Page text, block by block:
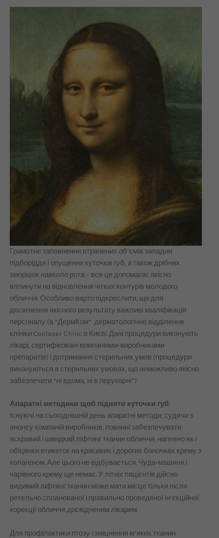
Грамотне заповнення втрачених об’ємів западин
підборіддя і опущених куточків губ, а також дрібних
зморшок навколо рота – все це допомагає якісно
вплинути на відновлення чітких контурів молодого
обличчя. Особливо варто підкреслити, що для
досягнення якісного результату важливі кваліфікація
персоналу (в “ДермКом” дерматологічне відділення
клініки Coolaser Clinic в Києві. Дані процедури виконують
лікарі, сертифіковані компаніями-виробниками
препаратів) і дотримання стерильних умов (процедури
виконуються в стерильних умовах, що неможливо якісно
забезпечити “ні вдома, ні в перукарні”)
Апаратні методики щоб підняти куточки губ:
Існуючі на сьогоднішній день апаратні методи, судячи з
анонсу компаній виробників, повинні забезпечувати
яскравий і швидкий ліфтинг тканин обличчя, напевно як і
обіцянки етикеток на красивих і дорогих баночках крему з
колагеном. Але цього не відбувається. Чуда-машини і
чарівного крему ще немає. У літніх пацієнтів дійсно
видимий ліфтинг тканин може мати місце тільки після
ретельно спланованої і правильно проведеної ін’єкційної
корекції обличчя досвідченим лікарем.
Для профілактики птозу і зміцнення м’яких тканин